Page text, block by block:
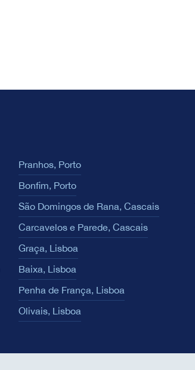
Pranhos, Porto
Bonfim, Porto
São Domingos de Rana, Cascais
Carcavelos e Parede, Cascais
Graça, Lisboa
Baixa, Lisboa
Penha de França, Lisboa
Olivais, Lisboa